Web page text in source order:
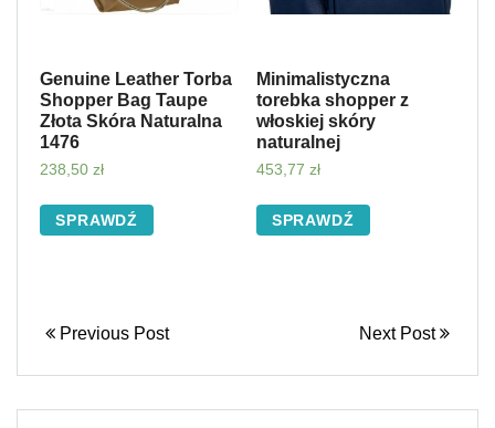
Genuine Leather Torba
Shopper Bag Taupe
Złota Skóra Naturalna
1476
238,50 zł
SPRAWDŹ
Minimalistyczna
torebka shopper z
włoskiej skóry
naturalnej
453,77 zł
SPRAWDŹ
Previous Post Next Post